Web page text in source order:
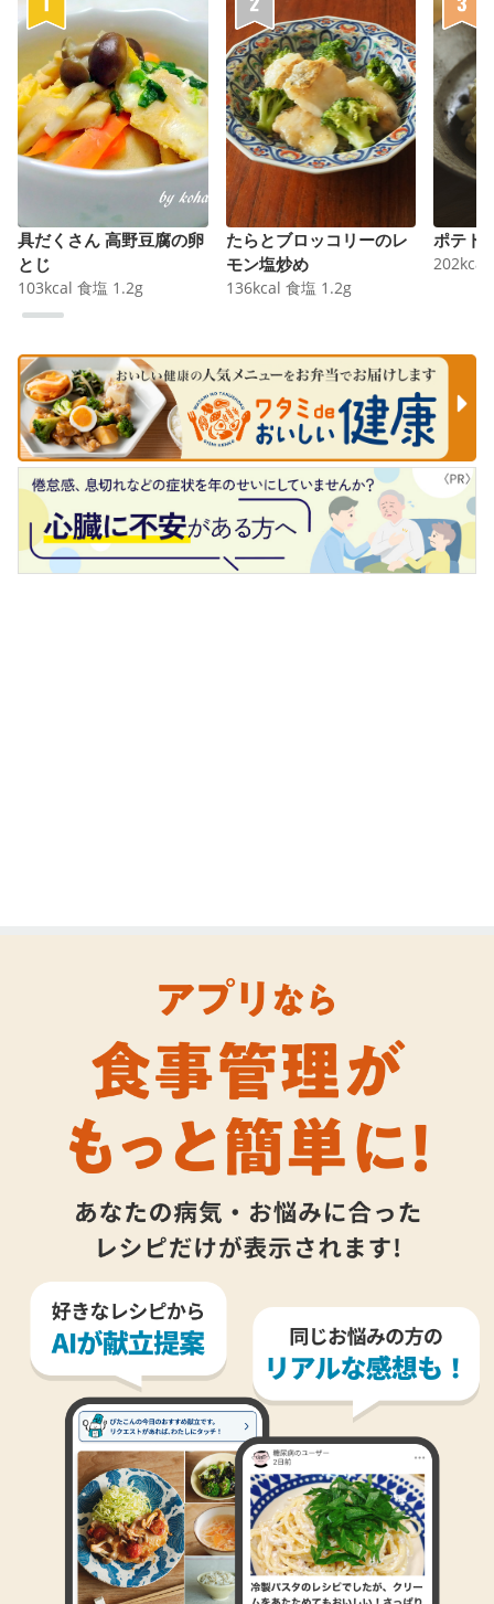
具だくさん 高野豆腐の卵
とじ
103kcal 食塩 1.2g
たらとブロッコリーのレ
モン塩炒め
136kcal 食塩 1.2g
ポテト
202kcal